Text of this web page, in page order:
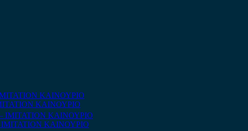
IMITATION ΚΑΙΝΟΥΡΙΟ
– IMITATION ΚΑΙΝΟΥΡΙΟ